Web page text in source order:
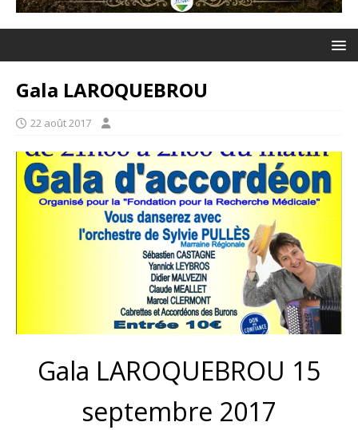
Gala LAROQUEBROU
22 août 2017
Gala LAROQUEBROU 15
septembre 2017